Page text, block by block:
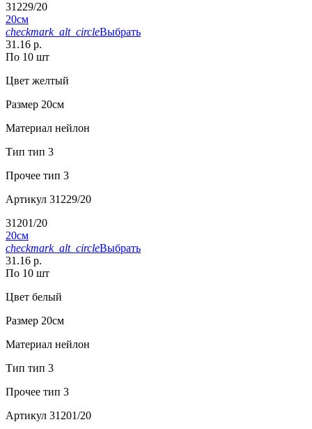
31229/20
20см
checkmark_alt_circleВыбрать
31.16 р.
По 10 шт
Цвет желтый
Размер 20см
Материал нейлон
Тип тип 3
Прочее тип 3
Артикул 31229/20
31201/20
20см
checkmark_alt_circleВыбрать
31.16 р.
По 10 шт
Цвет белый
Размер 20см
Материал нейлон
Тип тип 3
Прочее тип 3
Артикул 31201/20